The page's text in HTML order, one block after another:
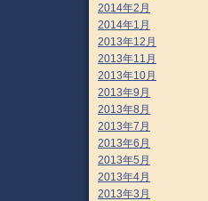
2014年2月
2014年1月
2013年12月
2013年11月
2013年10月
2013年9月
2013年8月
2013年7月
2013年6月
2013年5月
2013年4月
2013年3月